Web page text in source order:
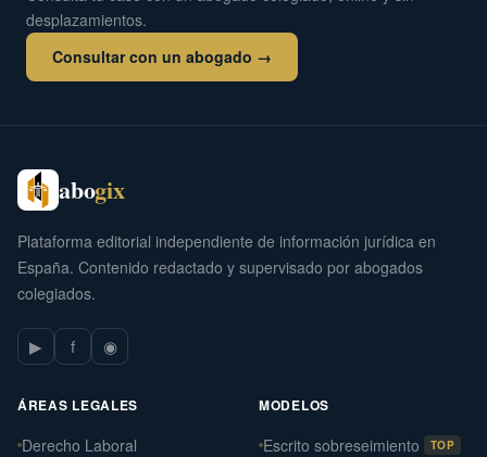
desplazamientos.
Consultar con un abogado →
abogix
Plataforma editorial independiente de información jurídica en
España. Contenido redactado y supervisado por abogados
colegiados.
▶ f ◉
ÁREAS LEGALES
Derecho Laboral
MODELOS
Escrito sobreseimiento TOP